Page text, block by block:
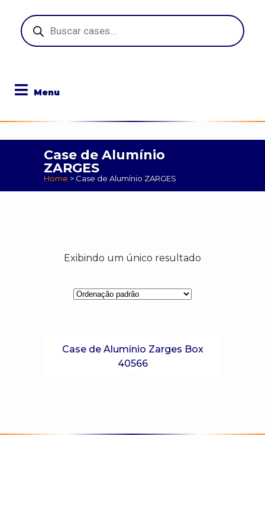
Pesquisar
produtos
Case de Alumínio
ZARGES
Home > Case de Alumínio ZARGES
Exibindo um único resultado
Case de Alumínio Zarges Box
40566